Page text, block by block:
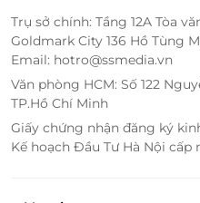
Trụ sở chính: Tầng 12A Tòa
Goldmark City 136 Hồ Tùng
Email: hotro@ssmedia.vn
Văn phòng HCM: Số 122
TP.Hồ Chí Minh
Giấy chứng nhận đăng ký
Kế hoạch Đầu Tư Hà Nội cấp